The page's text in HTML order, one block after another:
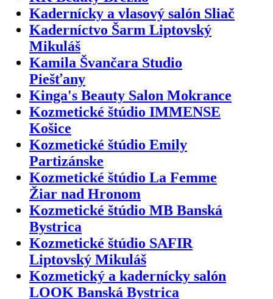
Kadernícky a vlasový salón Sliač
Kaderníctvo Šarm Liptovský
Mikuláš
Kamila Švančara Studio
Piešťany
Kinga's Beauty Salon Mokrance
Kozmetické štúdio IMMENSE
Košice
Kozmetické štúdio Emily
Partizánske
Kozmetické štúdio La Femme
Žiar nad Hronom
Kozmetické štúdio MB Banská
Bystrica
Kozmetické štúdio SAFIR
Liptovský Mikuláš
Kozmetický a kadernícky salón
LOOK Banská Bystrica